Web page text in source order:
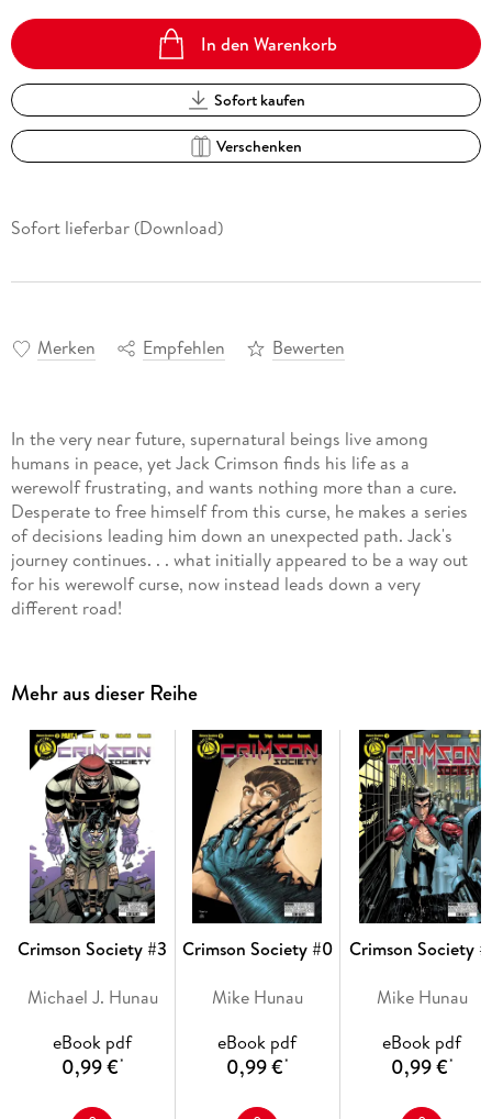
In den Warenkorb
Sofort kaufen
Verschenken
Sofort lieferbar (Download)
Merken Empfehlen Bewerten
In the very near future, supernatural beings live among
humans in peace, yet Jack Crimson finds his life as a
werewolf frustrating, and wants nothing more than a cure.
Desperate to free himself from this curse, he makes a series
of decisions leading him down an unexpected path. Jack's
journey continues. . . what initially appeared to be a way out
for his werewolf curse, now instead leads down a very
different road!
Mehr aus dieser Reihe
Crimson Society #3
Michael J. Hunau
eBook pdf
0,99 €*
Crimson Society #0
Mike Hunau
eBook pdf
0,99 €*
Crimson Society
Mike Hunau
eBook pdf
0,99 €*